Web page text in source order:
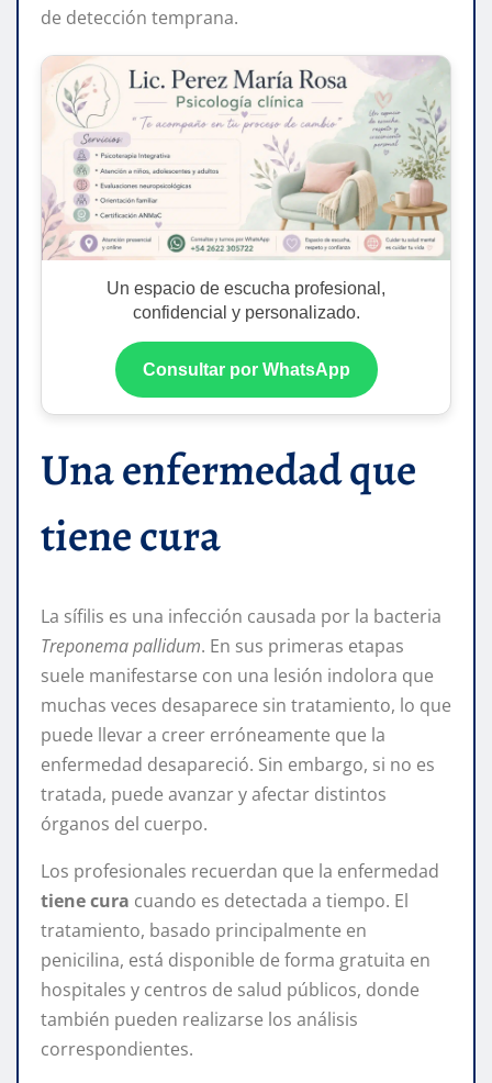
de detección temprana.
Un espacio de escucha profesional,
confidencial y personalizado.
Consultar por WhatsApp
Una enfermedad que
tiene cura
La sífilis es una infección causada por la bacteria
Treponema pallidum. En sus primeras etapas
suele manifestarse con una lesión indolora que
muchas veces desaparece sin tratamiento, lo que
puede llevar a creer erróneamente que la
enfermedad desapareció. Sin embargo, si no es
tratada, puede avanzar y afectar distintos
órganos del cuerpo.
Los profesionales recuerdan que la enfermedad
tiene cura cuando es detectada a tiempo. El
tratamiento, basado principalmente en
penicilina, está disponible de forma gratuita en
hospitales y centros de salud públicos, donde
también pueden realizarse los análisis
correspondientes.